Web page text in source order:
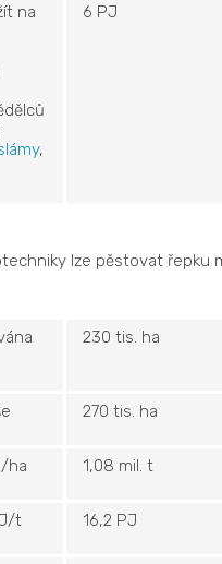
na
,
6 PJ
lze pěstovat řepku
230 tis. ha
270 tis. ha
ha 1,08 mil. t
t 16,2 PJ